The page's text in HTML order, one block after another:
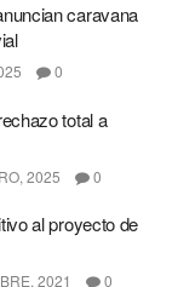
caravana
0
total a
2025 0
al proyecto de
2021 0